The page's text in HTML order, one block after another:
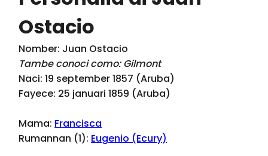
Ostacio
Nomber: Juan Ostacio
Tambe conoci como: Gilmont
Naci: 19 september 1857 (Aruba)
Fayece: 25 januari 1859 (Aruba)
Mama: Francisca
Rumannan (1): Eugenio (Ecury)